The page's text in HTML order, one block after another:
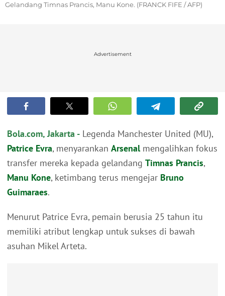
Gelandang Timnas Prancis, Manu Kone. (FRANCK FIFE / AFP)
Advertisement
Bola.com, Jakarta - Legenda Manchester United (MU),
Patrice Evra, menyarankan Arsenalmengalihkan fokus
transfer mereka kepada gelandang Timnas Prancis,
Manu Kone, ketimbang terus mengejar Bruno
Guimaraes.
Menurut Patrice Evra, pemain berusia 25 tahun itu
memiliki atribut lengkap untuk sukses di bawah
asuhan Mikel Arteta.